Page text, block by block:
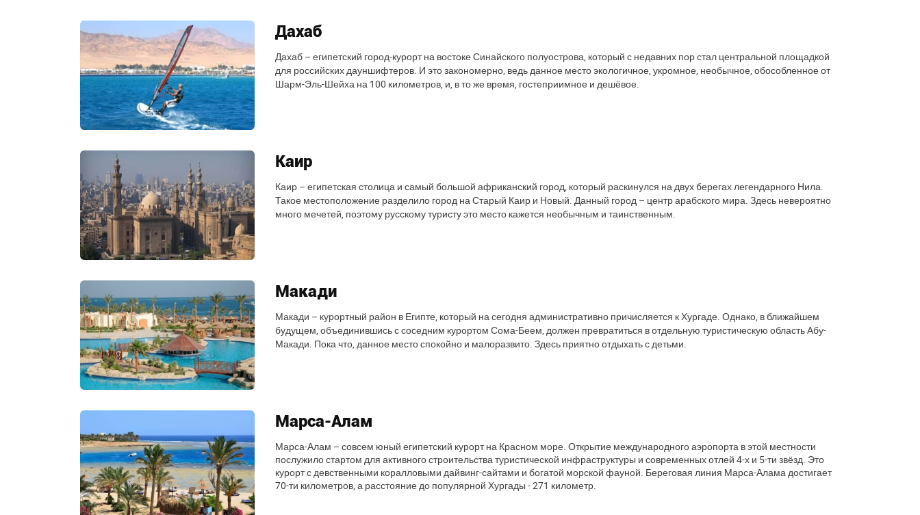
Дахаб
Дахаб – египетский город-курорт на востоке Синайского полуострова, который с недавних пор стал центральной площадкой
для российских дауншифтеров. И это закономерно, ведь данное место экологичное, укромное, необычное, обособленное от
Шарм-Эль-Шейха на 100 километров, и, в то же время, гостеприимное и дешёвое.
Каир
Каир – египетская столица и самый большой африканский город, который раскинулся на двух берегах легендарного Нила.
Такое местоположение разделило город на Старый Каир и Новый. Данный город – центр арабского мира. Здесь невероятно
много мечетей, поэтому русскому туристу это место кажется необычным и таинственным.
Макади
Макади – курортный район в Египте, который на сегодня административно причисляется к Хургаде. Однако, в ближайшем
будущем, объединившись с соседним курортом Сома-Беем, должен превратиться в отдельную туристическую область Абу-
Макади. Пока что, данное место спокойно и малоразвито. Здесь приятно отдыхать с детьми.
Марса-Алам
Марса-Алам – совсем юный египетский курорт на Красном море. Открытие международного аэропорта в этой местности
послужило стартом для активного строительства туристической инфраструктуры и современных отлей 4-х и 5-ти звёзд. Это
курорт с девственными коралловыми дайвинг-сайтами и богатой морской фауной. Береговая линия Марса-Алама достигает
70-ти километров, а расстояние до популярной Хургады - 271 километр.